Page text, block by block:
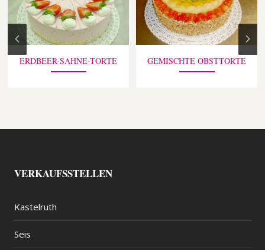
ERDBEER-SAHNE-TORTE GEMISCHTE OBSTTORTE
VERKAUFSSTELLEN
Kastelruth
Seis